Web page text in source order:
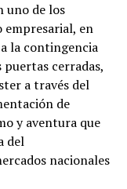
uno de los
en
la contingencia
puertas cerradas,
a través del
de
y aventura que
del
nacionales